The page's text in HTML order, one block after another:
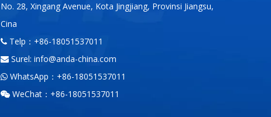
No. 28, Xingang Avenue, Kota Jingjiang, Provinsi Jiangsu,
Cina
 Telp：+86-18051537011
 Surel: info@anda-china.com
 WhatsApp：+86-18051537011
 WeChat：+86-18051537011